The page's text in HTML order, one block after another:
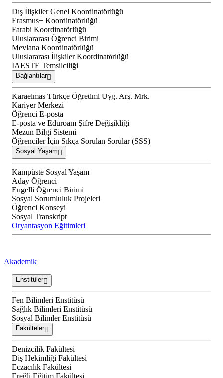
Dış İlişkiler Genel Koordinatörlüğü
Erasmus+ Koordinatörlüğü
Farabi Koordinatörlüğü
Uluslararası Öğrenci Birimi
Mevlana Koordinatörlüğü
Uluslararası İlişkiler Koordinatörlüğü
IAESTE Temsilciliği
Bağlantılar
Karaelmas Türkçe Öğretimi Uyg. Arş. Mrk.
Kariyer Merkezi
Öğrenci E-posta
E-posta ve Eduroam Şifre Değişikliği
Mezun Bilgi Sistemi
Öğrenciler İçin Sıkça Sorulan Sorular (SSS)
Sosyal Yaşam
Kampüste Sosyal Yaşam
Aday Öğrenci
Engelli Öğrenci Birimi
Sosyal Sorumluluk Projeleri
Öğrenci Konseyi
Sosyal Transkript
Oryantasyon Eğitimleri
Akademik
Enstitüler
Fen Bilimleri Enstitüsü
Sağlık Bilimleri Enstitüsü
Sosyal Bilimler Enstitüsü
Fakülteler
Denizcilik Fakültesi
Diş Hekimliği Fakültesi
Eczacılık Fakültesi
Ereğli Eğitim Fakültesi